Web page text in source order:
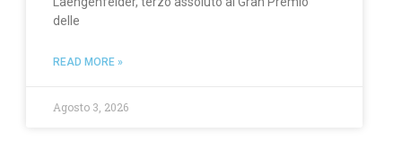
delle
READ MORE »
Agosto 3, 2026